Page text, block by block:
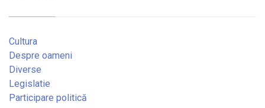
Cultura
Despre oameni
Diverse
Legislatie
Participare politică